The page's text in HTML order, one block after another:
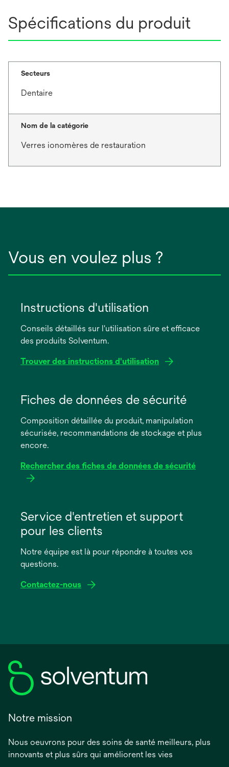
Spécifications du produit
Secteurs
Dentaire
Nom de la catégorie
Verres ionomères de restauration
Vous en voulez plus ?
Instructions d'utilisation
Conseils détaillés sur l'utilisation sûre et efficace
des produits Solventum.
Trouver des instructions d'utilisation
dans
nouvel
onglet
Fiches de données de sécurité
Composition détaillée du produit, manipulation
sécurisée, recommandations de stockage et plus
encore.
Rechercher des fiches de données de sécurité
dans
nouvel
onglet
Service d'entretien et support
pour les clients
Notre équipe est là pour répondre à toutes vos
questions.
Contactez-nous
Notre mission
Nous oeuvrons pour des soins de santé meilleurs, plus
innovants et plus sûrs qui améliorent les vies